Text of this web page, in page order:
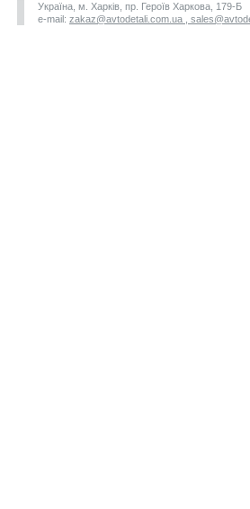
Україна, м. Харків, пр. Героїв Харкова, 179-Б
e-mail: zakaz@avtodetali.com.ua ,